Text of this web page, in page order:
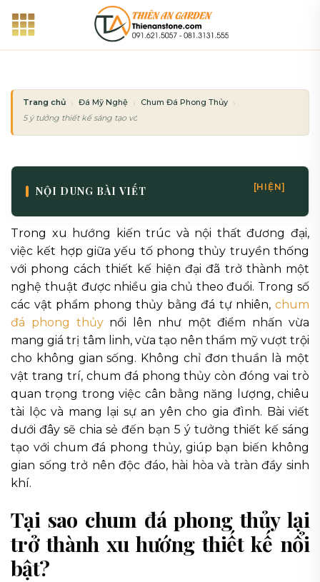
qua
Trang chủ Đá Mỹ Nghệ
Chum Đá Phong Thủy
5 ý tưởng thiết kế sáng tạo với chum đá phong thủy cho không gian sống
NỘI DUNG BÀI VIẾT [HIỆN]
Trong xu hướng kiến trúc và nội thất đương đại,
việc kết hợp giữa yếu tố phong thủy truyền thống
với phong cách thiết kế hiện đại đã trở thành một
nghệ thuật được nhiều gia chủ theo đuổi. Trong số
các vật phẩm phong thủy bằng đá tự nhiên, chum
đá phong thủynổi lên như một điểm nhấn vừa
mang giá trị tâm linh, vừa tạo nên thẩm mỹ vượt trội
cho không gian sống. Không chỉ đơn thuần là một
vật trang trí, chum đá phong thủy còn đóng vai trò
quan trọng trong việc cân bằng năng lượng, chiêu
tài lộc và mang lại sự an yên cho gia đình. Bài viết
dưới đây sẽ chia sẻ đến bạn 5 ý tưởng thiết kế sáng
tạo với chum đá phong thủy, giúp bạn biến không
gian sống trở nên độc đáo, hài hòa và tràn đầy sinh
khí.
Tại sao chum đá phong thủy lại
trở thành xu hướng thiết kế nổi
bật?